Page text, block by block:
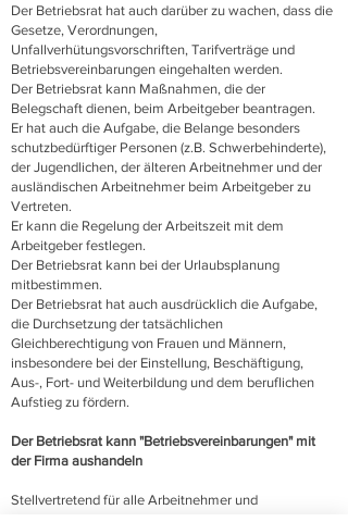
Der Betriebsrat hat auch darüber zu wachen, dass die
Gesetze, Verordnungen,
Unfallverhütungsvorschriften, Tarifverträge und
Betriebsvereinbarungen eingehalten werden.
Der Betriebsrat kann Maßnahmen, die der
Belegschaft dienen, beim Arbeitgeber beantragen.
Er hat auch die Aufgabe, die Belange besonders
schutzbedürftiger Personen (z.B. Schwerbehinderte),
der Jugendlichen, der älteren Arbeitnehmer und der
ausländischen Arbeitnehmer beim Arbeitgeber zu
Vertreten.
Er kann die Regelung der Arbeitszeit mit dem
Arbeitgeber festlegen.
Der Betriebsrat kann bei der Urlaubsplanung
mitbestimmen.
Der Betriebsrat hat auch ausdrücklich die Aufgabe,
die Durchsetzung der tatsächlichen
Gleichberechtigung von Frauen und Männern,
insbesondere bei der Einstellung, Beschäftigung,
Aus-, Fort- und Weiterbildung und dem beruflichen
Aufstieg zu fördern.
Der Betriebsrat kann "Betriebsvereinbarungen" mit
der Firma aushandeln
Stellvertretend für alle Arbeitnehmer und